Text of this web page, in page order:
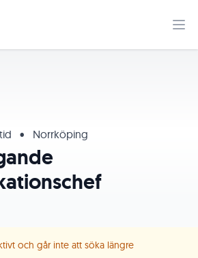
• Norrköping
och går inte att söka längre